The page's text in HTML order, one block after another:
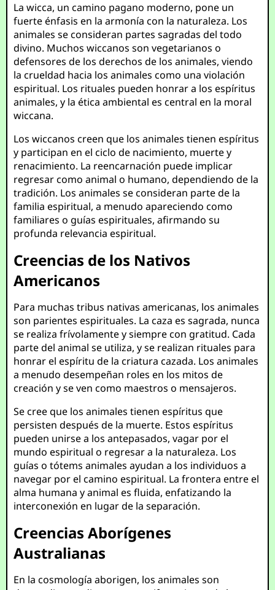
La wicca, un camino pagano moderno, pone un
fuerte énfasis en la armonía con la naturaleza. Los
animales se consideran partes sagradas del todo
divino. Muchos wiccanos son vegetarianos o
defensores de los derechos de los animales, viendo
la crueldad hacia los animales como una violación
espiritual. Los rituales pueden honrar a los espíritus
animales, y la ética ambiental es central en la moral
wiccana.
Los wiccanos creen que los animales tienen espíritus
y participan en el ciclo de nacimiento, muerte y
renacimiento. La reencarnación puede implicar
regresar como animal o humano, dependiendo de la
tradición. Los animales se consideran parte de la
familia espiritual, a menudo apareciendo como
familiares o guías espirituales, afirmando su
profunda relevancia espiritual.
Creencias de los Nativos
Americanos
Para muchas tribus nativas americanas, los animales
son parientes espirituales. La caza es sagrada, nunca
se realiza frívolamente y siempre con gratitud. Cada
parte del animal se utiliza, y se realizan rituales para
honrar el espíritu de la criatura cazada. Los animales
a menudo desempeñan roles en los mitos de
creación y se ven como maestros o mensajeros.
Se cree que los animales tienen espíritus que
persisten después de la muerte. Estos espíritus
pueden unirse a los antepasados, vagar por el
mundo espiritual o regresar a la naturaleza. Los
guías o tótems animales ayudan a los individuos a
navegar por el camino espiritual. La frontera entre el
alma humana y animal es fluida, enfatizando la
interconexión en lugar de la separación.
Creencias Aborígenes
Australianas
En la cosmología aborigen, los animales son